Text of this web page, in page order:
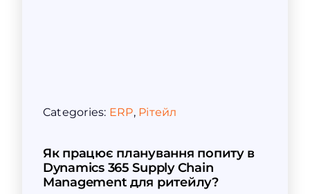
Categories: ERP, Рітейл
Як працює планування попиту в
Dynamics 365 Supply Chain
Management для ритейлу?